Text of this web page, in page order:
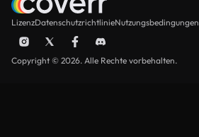
LizenzDatenschutzrichtlinieNutzungsbedingungen
Copyright © 2026. Alle Rechte vorbehalten.